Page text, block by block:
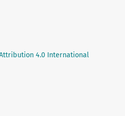
4.0 International